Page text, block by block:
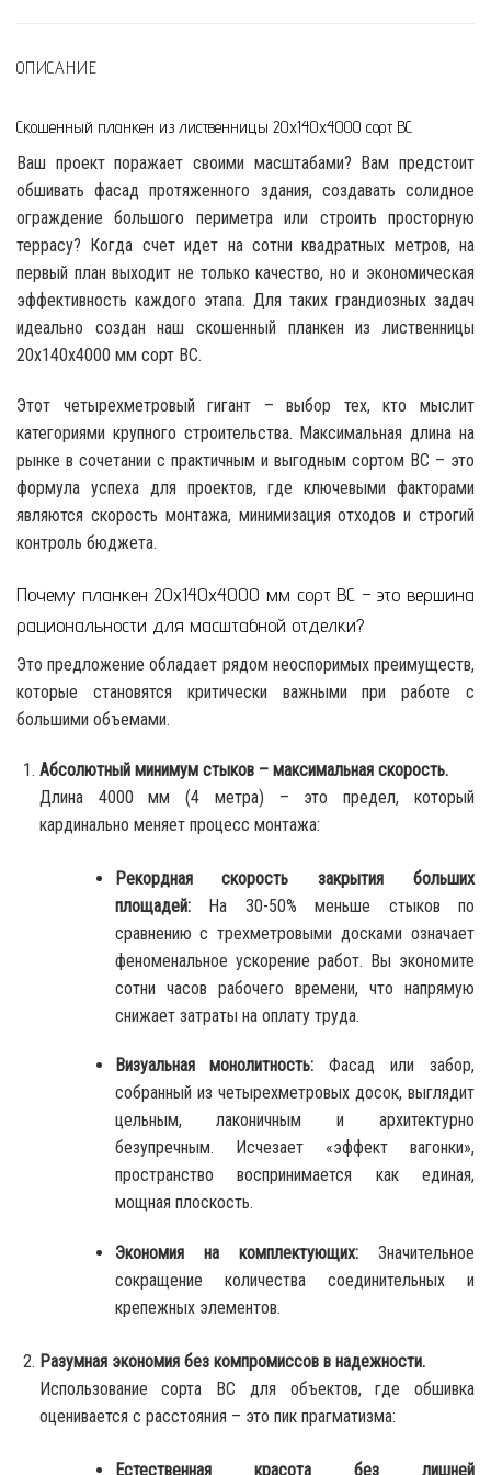
ОПИСАНИЕ
Скошенный планкен из лиственницы 20x140x4000 сорт ВС
Ваш проект поражает своими масштабами? Вам предстоит
обшивать фасад протяженного здания, создавать солидное
ограждение большого периметра или строить просторную
террасу? Когда счет идет на сотни квадратных метров, на
первый план выходит не только качество, но и экономическая
эффективность каждого этапа. Для таких грандиозных задач
идеально создан наш скошенный планкен из лиственницы
20x140x4000 мм сорт ВС.
Этот четырехметровый гигант – выбор тех, кто мыслит
категориями крупного строительства. Максимальная длина на
рынке в сочетании с практичным и выгодным сортом ВС – это
формула успеха для проектов, где ключевыми факторами
являются скорость монтажа, минимизация отходов и строгий
контроль бюджета.
Почему планкен 20x140x4000 мм сорт ВС – это вершина
рациональности для масштабной отделки?
Это предложение обладает рядом неоспоримых преимуществ,
которые становятся критически важными при работе с
большими объемами.
Абсолютный минимум стыков – максимальная скорость.
Длина 4000 мм (4 метра) – это предел, который
кардинально меняет процесс монтажа:
Рекордная скорость закрытия больших
площадей:На 30-50% меньше стыков по
сравнению с трехметровыми досками означает
феноменальное ускорение работ. Вы экономите
сотни часов рабочего времени, что напрямую
снижает затраты на оплату труда.
Визуальная монолитность: Фасад или забор,
собранный из четырехметровых досок, выглядит
цельным, лаконичным и архитектурно
безупречным. Исчезает «эффект вагонки»,
пространство воспринимается как единая,
мощная плоскость.
Экономия на комплектующих:Значительное
сокращение количества соединительных и
крепежных элементов.
Разумная экономия без компромиссов в надежности.
Использование сорта ВС для объектов, где обшивка
оценивается с расстояния – это пик прагматизма:
Естественная красота без лишней